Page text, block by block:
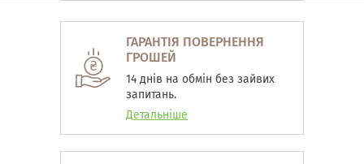
ГАРАНТІЯ ПОВЕРНЕННЯ
ГРОШЕЙ
14 днів на обмін без зайвих
запитань.
Детальніше